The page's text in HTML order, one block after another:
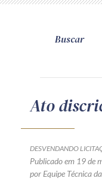
Ato
DESVENDANDO
Publicado em 19 de
por Equipe Técnica